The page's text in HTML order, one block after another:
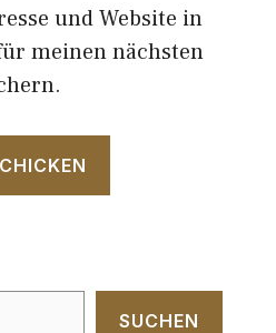
und Website in
meinen nächsten
SUCHEN